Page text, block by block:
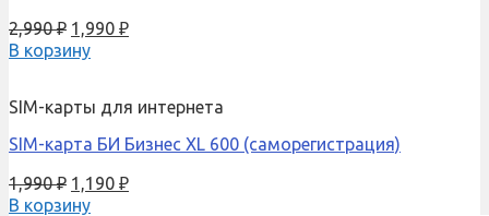
2,990₽ 1,990 ₽
В корзину
SIM-карты для интернета
SIM-карта БИ Бизнес XL 600 (саморегистрация)
1,990₽ 1,190 ₽
В корзину